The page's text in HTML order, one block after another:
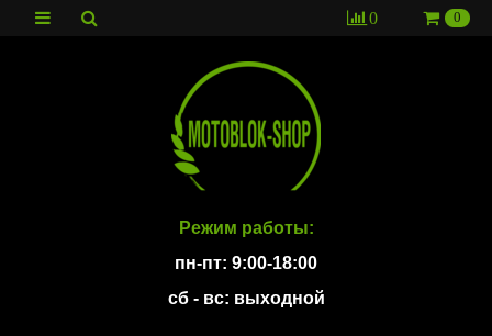
0 0
Режим работы:
пн-пт: 9:00-18:00
сб - вс: выходной